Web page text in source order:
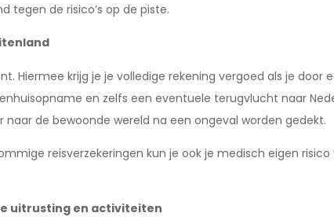
tegen de risico’s op de piste.
Hiermee krijg je je volledige rekening vergoed als je
en zelfs een eventuele terugvlucht naar
naar de bewoonde wereld na een ongeval worden gedekt.
reisverzekeringen kun je ook je medisch eigen
uitrusting en activiteiten